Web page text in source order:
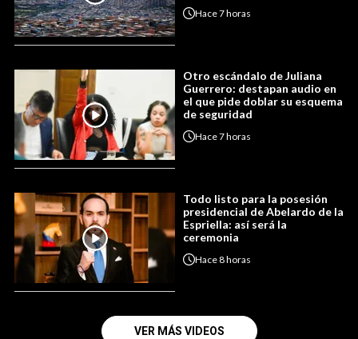
Hace7 horas
Otro escándalo de Juliana
Guerrero: destapan audio en
el que pide doblar su esquema
de seguridad
Hace7 horas
Todo listo para la posesión
presidencial de Abelardo de la
Espriella: así será la
ceremonia
Hace8 horas
VER MÁS VIDEOS